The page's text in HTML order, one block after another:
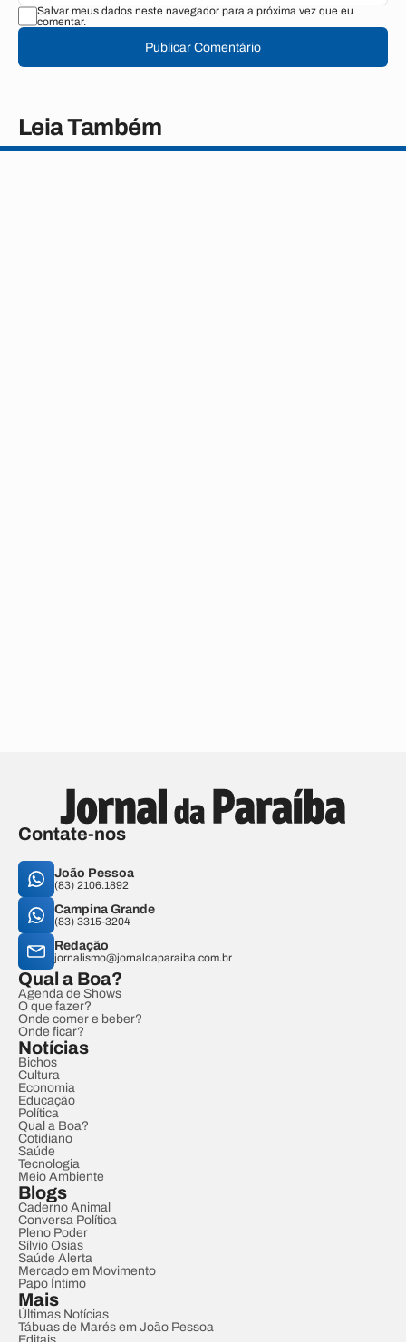
Salvar meus dados neste navegador para a próxima vez que eu
comentar.
Publicar Comentário
Leia Também
Contate-nos
João Pessoa
(83) 2106.1892
Campina Grande
(83) 3315-3204
Redação
jornalismo@jornaldaparaiba.com.br
Qual a Boa?
Agenda de Shows
O que fazer?
Onde comer e beber?
Onde ficar?
Notícias
Bichos
Cultura
Economia
Educação
Política
Qual a Boa?
Cotidiano
Saúde
Tecnologia
Meio Ambiente
Blogs
Caderno Animal
Conversa Política
Pleno Poder
Sílvio Osias
Saúde Alerta
Mercado em Movimento
Papo Íntimo
Mais
Últimas Notícias
Tábuas de Marés em João Pessoa